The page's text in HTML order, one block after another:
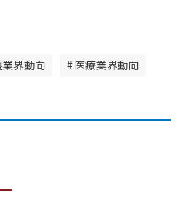
業界動向 医療業界動向